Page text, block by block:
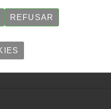
REFUSAR